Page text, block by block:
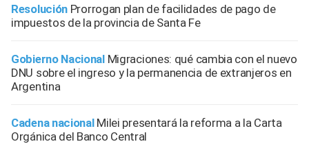
Resolución Prorrogan plan de facilidades de pago de
impuestos de la provincia de Santa Fe
Gobierno Nacional Migraciones: qué cambia con el nuevo
DNU sobre el ingreso y la permanencia de extranjeros en
Argentina
Cadena nacionalMilei presentará la reforma a la Carta
Orgánica del Banco Central